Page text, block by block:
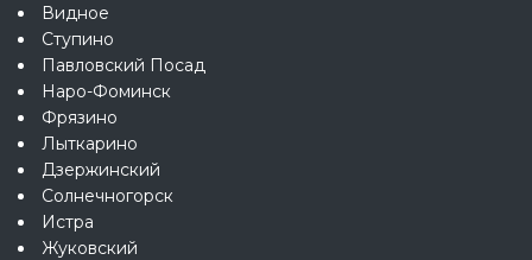
Видное
Ступино
Павловский Посад
Наро-Фоминск
Фрязино
Лыткарино
Дзержинский
Солнечногорск
Истра
Жуковский